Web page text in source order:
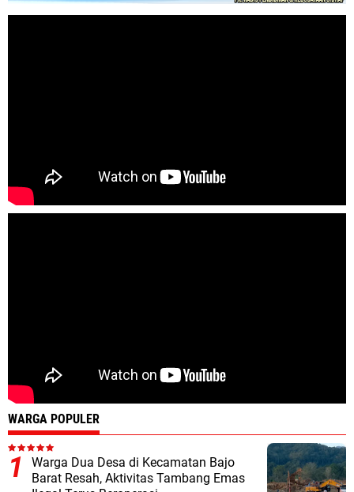
WARGA POPULER
Warga Dua Desa di Kecamatan Bajo
Barat Resah, Aktivitas Tambang Emas